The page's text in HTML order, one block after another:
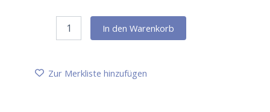
Zimtblätter,
bio
In den Warenkorb
Zur Merkliste hinzufügen